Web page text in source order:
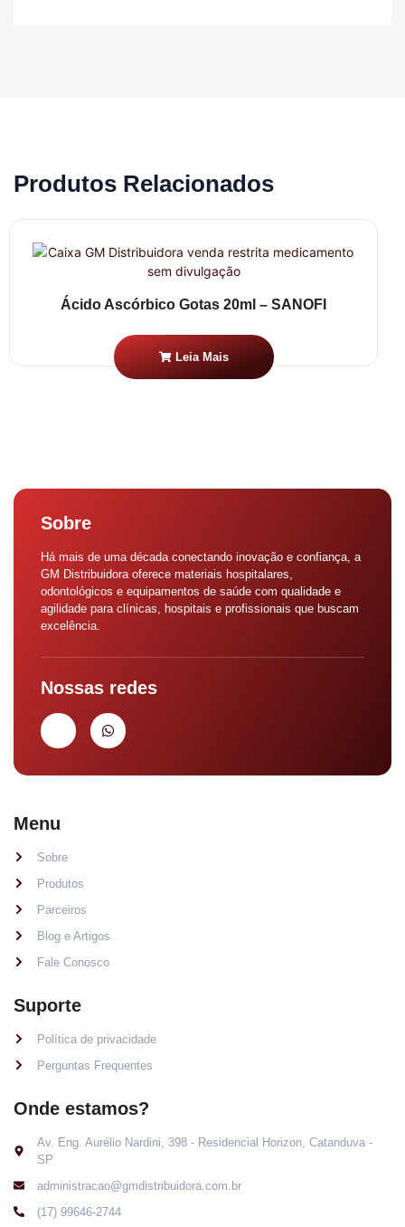
Produtos Relacionados
Ácido Ascórbico Gotas 20ml – SANOFI
Leia Mais
Sobre
Há mais de uma década conectando inovação e confiança, a
GM Distribuidora oferece materiais hospitalares,
odontológicos e equipamentos de saúde com qualidade e
agilidade para clínicas, hospitais e profissionais que buscam
excelência.
Nossas redes
Menu
Sobre
Produtos
Parceiros
Blog e Artigos
Fale Conosco
Suporte
Política de privacidade
Perguntas Frequentes
Onde estamos?
Av. Eng. Aurélio Nardini, 398 - Residencial Horizon, Catanduva -
SP
administracao@gmdistribuidora.com.br
(17) 99646-2744